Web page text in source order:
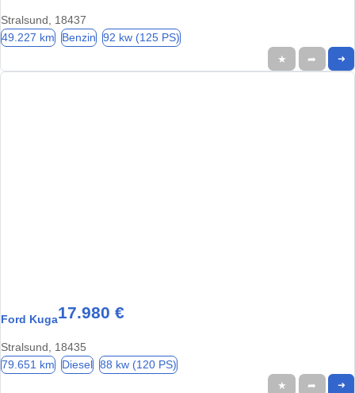
Stralsund, 18437
49.227 km Benzin 92 kw (125 PS)
★ ➦ ➜
Ford Kuga17.980 €
Stralsund, 18435
79.651 km Diesel 88 kw (120 PS)
★ ➦ ➜